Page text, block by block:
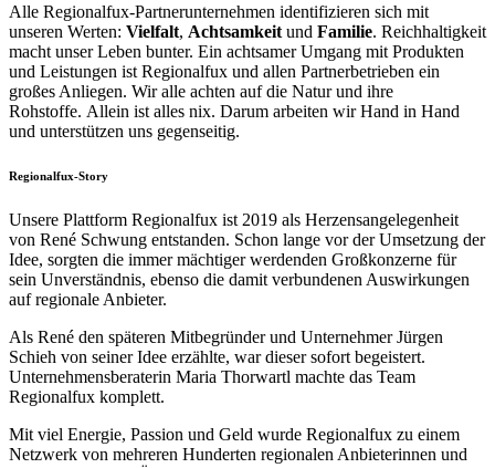
Alle Regionalfux-Partnerunternehmen identifizieren sich mit
unseren Werten: Vielfalt, Achtsamkeit und Familie. Reichhaltigkeit
macht unser Leben bunter. Ein achtsamer Umgang mit Produkten
und Leistungen ist Regionalfux und allen Partnerbetrieben ein
großes Anliegen. Wir alle achten auf die Natur und ihre
Rohstoffe. Allein ist alles nix. Darum arbeiten wir Hand in Hand
und unterstützen uns gegenseitig.
Regionalfux-Story
Unsere Plattform Regionalfux ist 2019 als Herzensangelegenheit
von René Schwung entstanden. Schon lange vor der Umsetzung der
Idee, sorgten die immer mächtiger werdenden Großkonzerne für
sein Unverständnis, ebenso die damit verbundenen Auswirkungen
auf regionale Anbieter.
Als René den späteren Mitbegründer und Unternehmer Jürgen
Schieh von seiner Idee erzählte, war dieser sofort begeistert.
Unternehmensberaterin Maria Thorwartl machte das Team
Regionalfux komplett.
Mit viel Energie, Passion und Geld wurde Regionalfux zu einem
Netzwerk von mehreren Hunderten regionalen Anbieterinnen und